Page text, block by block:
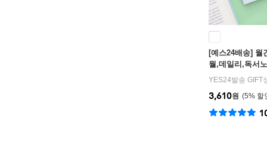
[예스24배송] 월
월,데일리,독서
YES24발송 GIFT
5%
3,610원